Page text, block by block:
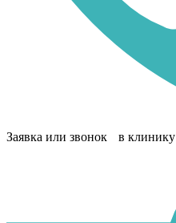
Заявка или звонок в клинику